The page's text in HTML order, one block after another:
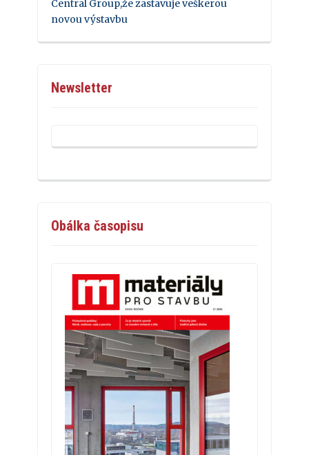
Central Group,že zastavuje veškerou
novou výstavbu
Newsletter
Obálka časopisu